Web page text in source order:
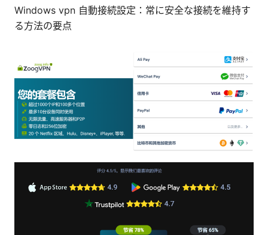
Windows vpn 自動接続設定：常に安全な接続を維持す
る方法の要点